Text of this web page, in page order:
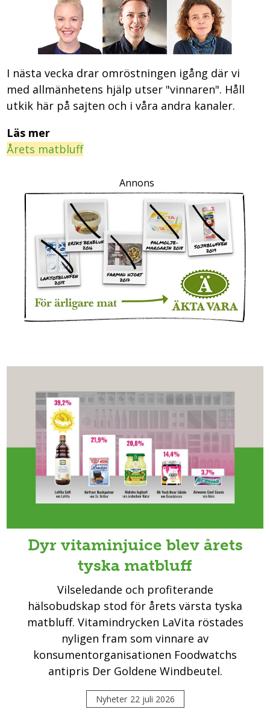
I nästa vecka drar omröstningen igång där vi
med allmänhetens hjälp utser "vinnaren". Håll
utkik här på sajten och i våra andra kanaler.
Läs mer
Årets matbluff
Annons
Dyr vitaminjuice blev årets
tyska matbluff
Vilseledande och profiterande
hälsobudskap stod för årets värsta tyska
matbluff. Vitamindrycken LaVita röstades
nyligen fram som vinnare av
konsumentorganisationen Foodwatchs
antipris Der Goldene Windbeutel.
Nyheter 22 juli 2026